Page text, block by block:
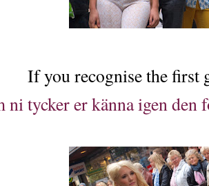
If you recognise the first
ni tycker er känna igen den